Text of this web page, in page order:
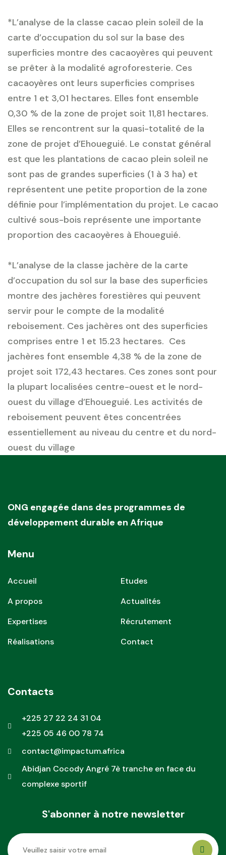
*L’analyse de la classe cacao plein soleil de la
carte d’occupation du sol sur la base des
superficies montre des cacaoyères qui peuvent
se prêter à la modalité agroforesterie. Ces
cacaoyères ont leurs superficies comprises
entre 1 et 3,01 hectares. Elles font ensemble
0,30 % de la zone de projet soit 11,81 hectares.
Elles se rencontrent sur la quasi-totalité de la
zone de projet d’Ehoueguié. Le constat général
est que les plantations de cacao plein soleil ne
sont pas de grandes superficies (1 à 3 ha) et
représentent une petite proportion de la zone
définie pour l’implémentation du projet. Le cacao
cultivé sous-bois représente une importante
proportion des cacaoyères à Ehoueguié.
*L’analyse de la classe jachère de la carte
d’occupation du sol sur la base des superficies
montre des jachères forestières qui peuvent
servir pour le compte de la modalité
reboisement. Ces jachères ont des superficies
comprises entre 1 et 15.23 hectares. Ces
jachères font ensemble 4,38 % de la zone de
projet soit 172,43 hectares. Ces zones sont pour
la plupart localisées centre-ouest et le nord-
ouest du village d’Ehoueguié. Les activités de
reboisement peuvent êtes concentrées
essentiellement au niveau du centre et du nord-
ouest du village
ONG engagée dans des programmes de
développement durable en Afrique
Menu
Accueil
A propos
Expertises
Réalisations
Etudes
Actualités
Récrutement
Contact
Contacts
+225 27 22 24 31 04
+225 05 46 00 78 74
contact@impactum.africa
Abidjan Cocody Angré 7è tranche en face du
complexe sportif
S'abonner à notre newsletter